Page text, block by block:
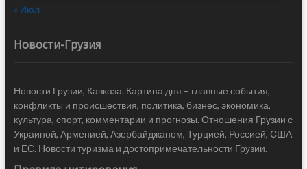
« Июл
Новости-Грузия
Новости Грузии, Кавказа. Картина дня – главные события,
конфликты и происшествия, политика, бизнес, экономика,
культура, спорт, комментарии и прогнозы. Отношения Грузии с
Украиной, Арменией, Азербайджаном, Турцией, Россией, США
и ЕС. Новости туризма и достопримечательности Грузии.